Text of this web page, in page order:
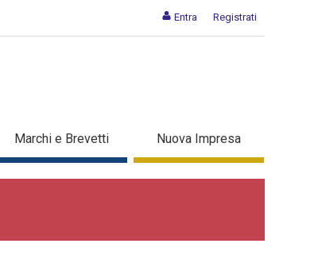
Entra Registrati
Marchi e Brevetti Nuova Impresa